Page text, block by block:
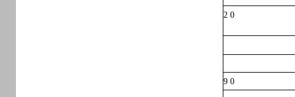
2 0
9 0